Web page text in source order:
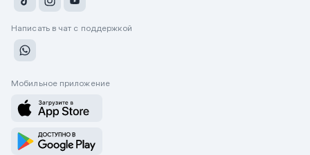
Написать в чат с поддержкой
Мобильное приложение